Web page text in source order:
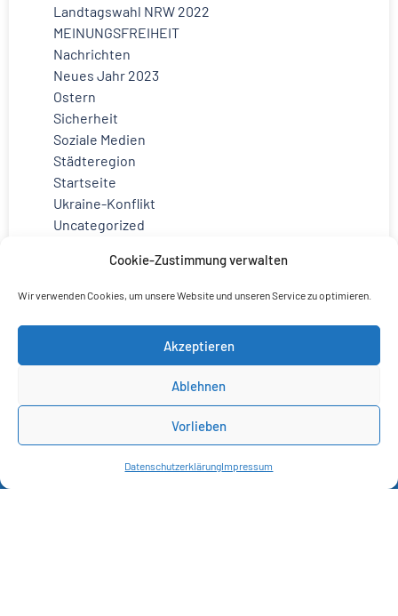
Cookie-Zustimmung verwalten
Wir verwenden Cookies, um unsere Website und unseren Service zu optimieren.
Akzeptieren
Ablehnen
Vorlieben
DatenschutzerklärungImpressum
Landtagswahl NRW 2022
MEINUNGSFREIHEIT
Nachrichten
Neues Jahr 2023
Ostern
Sicherheit
Soziale Medien
Städteregion
Startseite
Ukraine-Konflikt
Uncategorized
Weihnachten